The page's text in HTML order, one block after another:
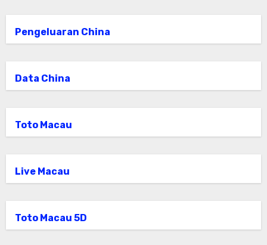
Pengeluaran China
Data China
Toto Macau
Live Macau
Toto Macau 5D